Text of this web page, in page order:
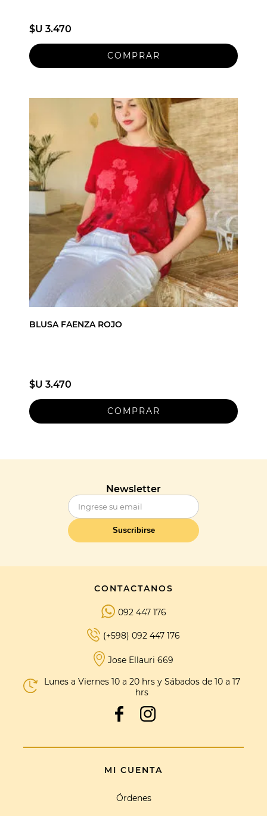
$U 3.470
BLUSA FAENZA ROJO
$U 3.470
Newsletter
Suscribirse
CONTACTANOS
092 447 176
(+598) 092 447 176
Jose Ellauri 669
Lunes a Viernes 10 a 20 hrs y Sábados de 10 a 17
hrs
MI CUENTA
Órdenes